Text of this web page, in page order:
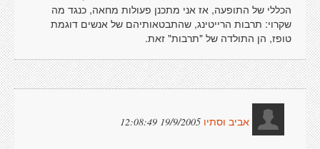
הכללי של התופעה, אז אני מתכנן פעולות מחאה, כנגד מה
שקרוי: תרבות הרייטינג, שהתבטאותיהם של אנשים דוגמת
טופז, הן התולדה של "תרבות" זאת.
אביב וסתיו 19/9/2005 12:08:49